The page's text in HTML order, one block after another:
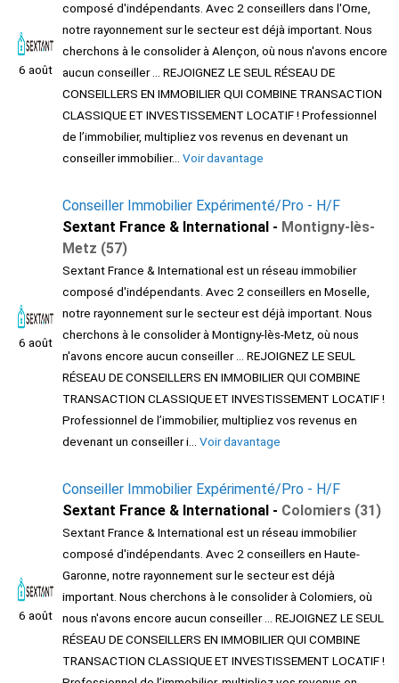
6 août
composé d'indépendants. Avec 2 conseillers dans l'Orne,
notre rayonnement sur le secteur est déjà important. Nous
cherchons à le consolider à Alençon, où nous n'avons encore
aucun conseiller ... REJOIGNEZ LE SEUL RÉSEAU DE
CONSEILLERS EN IMMOBILIER QUI COMBINE TRANSACTION
CLASSIQUE ET INVESTISSEMENT LOCATIF ! Professionnel
de l’immobilier, multipliez vos revenus en devenant un
conseiller immobilier... Voir davantage
6 août
Conseiller Immobilier Expérimenté/Pro - H/F
Sextant France & International - Montigny-lès-
Metz (57)
Sextant France & International est un réseau immobilier
composé d'indépendants. Avec 2 conseillers en Moselle,
notre rayonnement sur le secteur est déjà important. Nous
cherchons à le consolider à Montigny-lès-Metz, où nous
n'avons encore aucun conseiller ... REJOIGNEZ LE SEUL
RÉSEAU DE CONSEILLERS EN IMMOBILIER QUI COMBINE
TRANSACTION CLASSIQUE ET INVESTISSEMENT LOCATIF !
Professionnel de l’immobilier, multipliez vos revenus en
devenant un conseiller i... Voir davantage
6 août
Conseiller Immobilier Expérimenté/Pro - H/F
Sextant France & International - Colomiers (31)
Sextant France & International est un réseau immobilier
composé d'indépendants. Avec 2 conseillers en Haute-
Garonne, notre rayonnement sur le secteur est déjà
important. Nous cherchons à le consolider à Colomiers, où
nous n'avons encore aucun conseiller ... REJOIGNEZ LE SEUL
RÉSEAU DE CONSEILLERS EN IMMOBILIER QUI COMBINE
TRANSACTION CLASSIQUE ET INVESTISSEMENT LOCATIF !